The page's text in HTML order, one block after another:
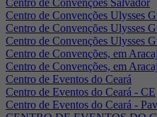
Centro de Convenções Ulysses
Centro de Convenções Ulysses
Centro de Convenções Ulysses
Centro de Convenções, em
Centro de Convenções, em
Centro de Eventos do Ceará
Centro de Eventos do Ceará - CE
Centro de Eventos do Ceará -